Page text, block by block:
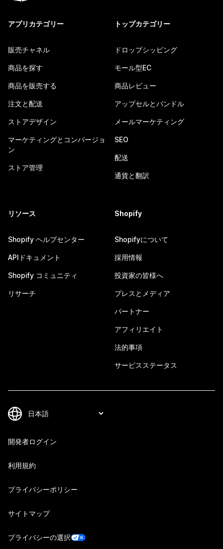
アプリカテゴリー
販売チャネル
商品を探す
商品を販売する
注文と配送
ストアデザイン
マーケティングとコンバージョ
ン
ストア管理
トップカテゴリー
ドロップシッピング
モール型EC
商品レビュー
アップセルとバンドル
メールマーケティング
SEO
配送
通貨と翻訳
リソース
Shopify ヘルプセンター
APIドキュメント
Shopify コミュニティ
リサーチ
Shopify
Shopifyについて
採用情報
投資家の皆様へ
プレスとメディア
パートナー
アフィリエイト
法的事項
サービスステータス
開発者ログイン
利用規約
プライバシーポリシー
サイトマップ
プライバシーの選択